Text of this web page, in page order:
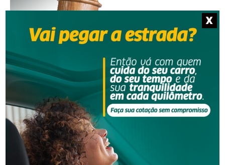
Segurança
Justiça condena dupla por golpe da falsa
adolescente e manda devolver R$ 20 mil
X